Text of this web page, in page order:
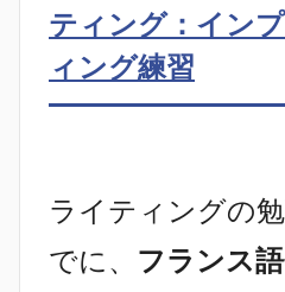
ティング：イン
ィング練習
ライティングの
でに、 フランス